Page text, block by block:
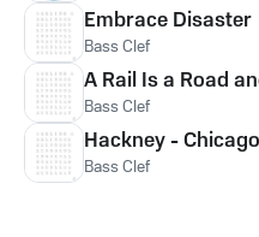
Embrace Disaster
Bass Clef
A Rail Is a Road
Bass Clef
Hackney -
Bass Clef